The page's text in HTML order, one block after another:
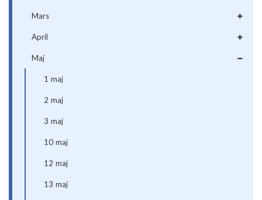
Mars
April
Maj
1 maj
2 maj
3 maj
10 maj
12 maj
13 maj